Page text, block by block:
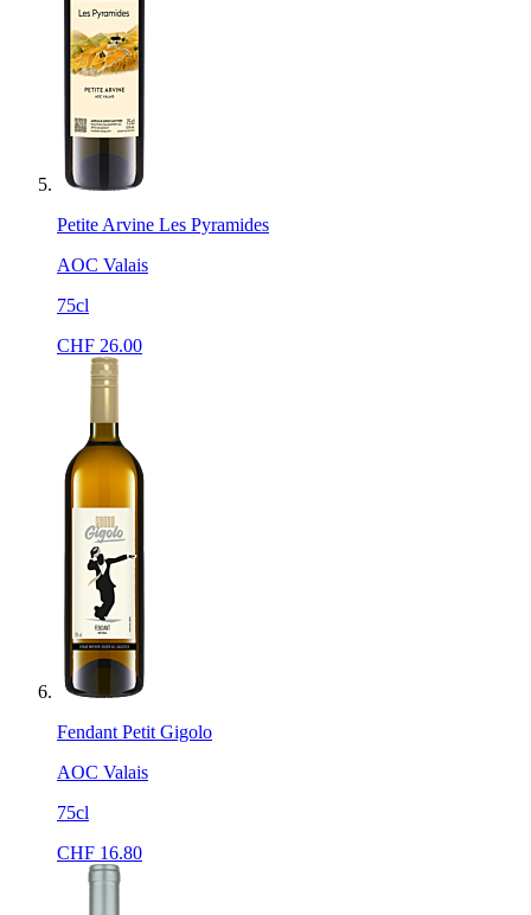
Petite Arvine Les Pyramides
AOC Valais
75cl
CHF 26.00
Fendant Petit Gigolo
AOC Valais
75cl
CHF 16.80